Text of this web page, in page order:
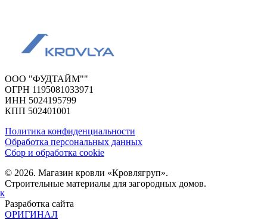
ООО "ФУДТАЙМ""
ОГРН 1195081033971
ИНН 5024195799
КПП 502401001
Политика конфиденциальности
Обработка персональных данных
Сбор и обработка cookie
© 2026. Магазин кровли «Кровлягруп».
Строительные материалы для загородных домов.
Разработка сайта
ОРИГИНАЛ